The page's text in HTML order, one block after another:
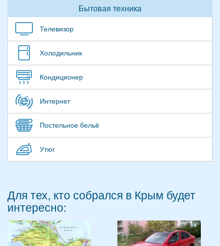
Бытовая техника
Телевизор
Холодильник
Кондиционер
Интернет
Постельное бельё
Утюг
Для тех, кто собрался в Крым будет
интересно: